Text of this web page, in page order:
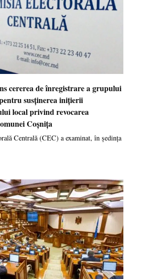
cererea de înregistrare a grupului
susținerea inițierii
local privind revocarea
Coșnița
Centrală (CEC) a examinat, în ședința